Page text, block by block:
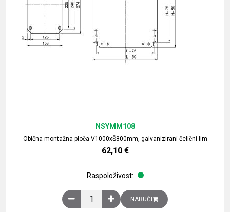
Obična montažna ploča V1000xŠ800mm, galvanizirani čelični lim
NSYMM108
62,10 €
Raspoloživost:
Obična montažna ploča V1000xŠ800mm,
NARUČI